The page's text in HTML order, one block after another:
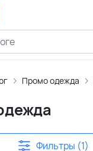
Промо одежда
Фильтры (1)